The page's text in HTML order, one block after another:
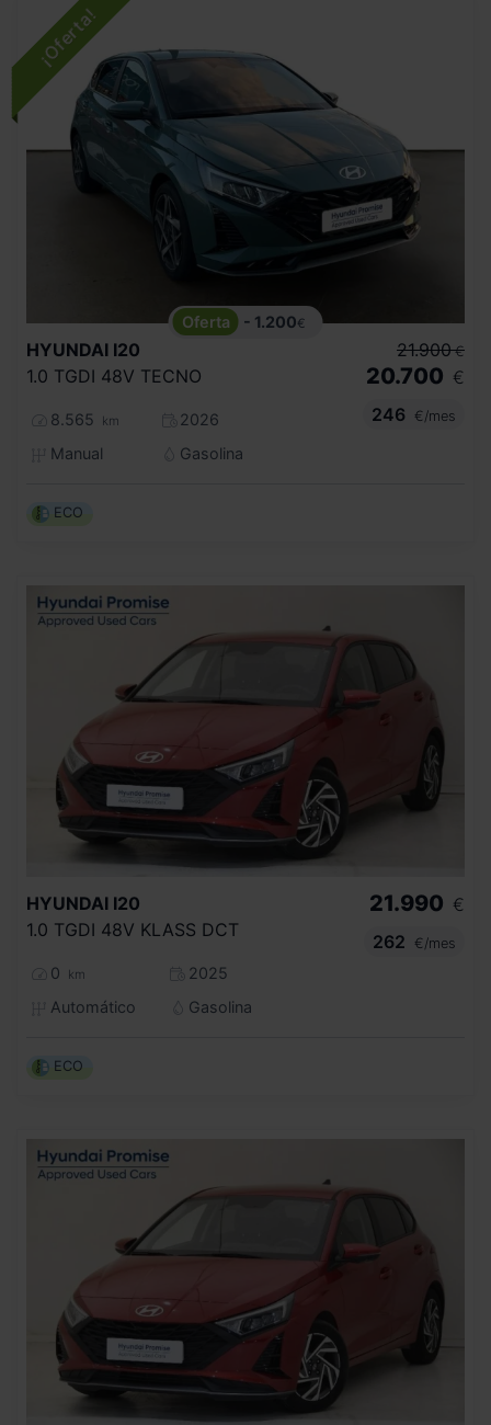
- 1.200€
HYUNDAI I20
1.0 TGDI 48V TECNO
8.565 km
2026
Manual
Gasolina
21.900 €
20.700 €
246
€/mes
ECO
HYUNDAI I20
1.0 TGDI 48V KLASS DCT
0 km
2025
Automático
Gasolina
21.990 €
262
€/mes
ECO